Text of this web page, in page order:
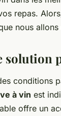
repas.
nous
solution
conditions
à vin est
offre un